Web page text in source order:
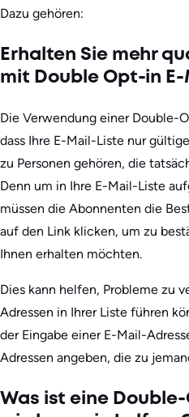
Dazu gehören:
Erhalten Sie mehr
mit Double Opt-in E-
Die Verwendung einer Double-
dass Ihre E-Mail-Liste nur
zu Personen gehören, die
Denn um in Ihre E-Mail-Liste
müssen die Abonnenten die
auf den Link klicken, um zu
Ihnen erhalten möchten.
Dies kann helfen, Probleme zu
Adressen in Ihrer Liste führen
der Eingabe einer E-Mail-
Adressen angeben, die zu
Was ist eine